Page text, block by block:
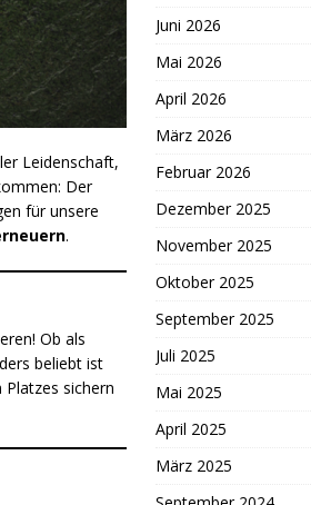
Leidenschaft,
Der
für unsere
.
Ob als
beliebt ist
sichern
Juni 2026
Mai 2026
April 2026
März 2026
Februar 2026
Dezember 2025
November 2025
Oktober 2025
September 2025
Juli 2025
Mai 2025
April 2025
März 2025